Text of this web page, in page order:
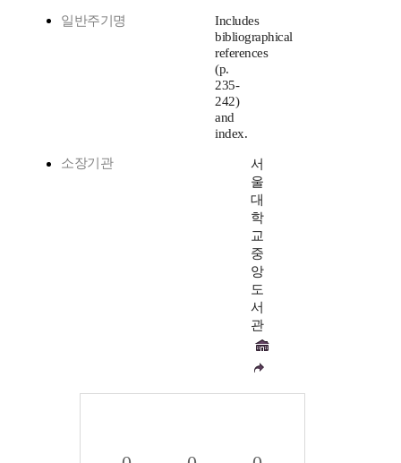
일반주기명
Includes
bibliographical
references
(p.
235-
242)
and
index.
소장기관
서
울
대
학
교
중
앙
도
서
관